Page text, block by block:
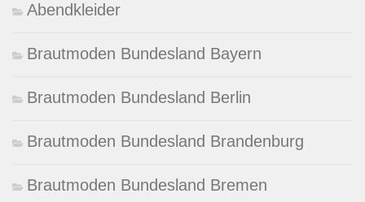
Abendkleider
Brautmoden Bundesland Bayern
Brautmoden Bundesland Berlin
Brautmoden Bundesland Brandenburg
Brautmoden Bundesland Bremen